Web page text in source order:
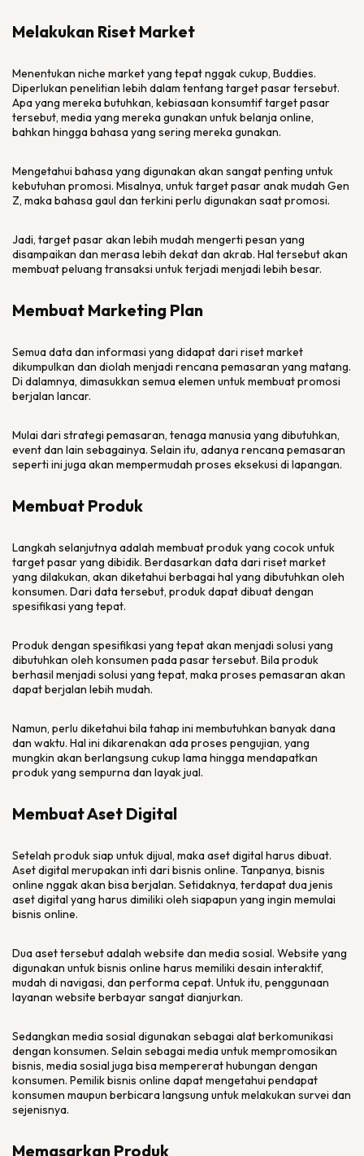
Melakukan Riset Market
Menentukan niche market yang tepat nggak cukup, Buddies.
Diperlukan penelitian lebih dalam tentang target pasar tersebut.
Apa yang mereka butuhkan, kebiasaan konsumtif target pasar
tersebut, media yang mereka gunakan untuk belanja online,
bahkan hingga bahasa yang sering mereka gunakan.
Mengetahui bahasa yang digunakan akan sangat penting untuk
kebutuhan promosi. Misalnya, untuk target pasar anak mudah Gen
Z, maka bahasa gaul dan terkini perlu digunakan saat promosi.
Jadi, target pasar akan lebih mudah mengerti pesan yang
disampaikan dan merasa lebih dekat dan akrab. Hal tersebut akan
membuat peluang transaksi untuk terjadi menjadi lebih besar.
Membuat Marketing Plan
Semua data dan informasi yang didapat dari riset market
dikumpulkan dan diolah menjadi rencana pemasaran yang matang.
Di dalamnya, dimasukkan semua elemen untuk membuat promosi
berjalan lancar.
Mulai dari strategi pemasaran, tenaga manusia yang dibutuhkan,
event dan lain sebagainya. Selain itu, adanya rencana pemasaran
seperti ini juga akan mempermudah proses eksekusi di lapangan.
Membuat Produk
Langkah selanjutnya adalah membuat produk yang cocok untuk
target pasar yang dibidik. Berdasarkan data dari riset market
yang dilakukan, akan diketahui berbagai hal yang dibutuhkan oleh
konsumen. Dari data tersebut, produk dapat dibuat dengan
spesifikasi yang tepat.
Produk dengan spesifikasi yang tepat akan menjadi solusi yang
dibutuhkan oleh konsumen pada pasar tersebut. Bila produk
berhasil menjadi solusi yang tepat, maka proses pemasaran akan
dapat berjalan lebih mudah.
Namun, perlu diketahui bila tahap ini membutuhkan banyak dana
dan waktu. Hal ini dikarenakan ada proses pengujian, yang
mungkin akan berlangsung cukup lama hingga mendapatkan
produk yang sempurna dan layak jual.
Membuat Aset Digital
Setelah produk siap untuk dijual, maka aset digital harus dibuat.
Aset digital merupakan inti dari bisnis online. Tanpanya, bisnis
online nggak akan bisa berjalan. Setidaknya, terdapat dua jenis
aset digital yang harus dimiliki oleh siapapun yang ingin memulai
bisnis online.
Dua aset tersebut adalah website dan media sosial. Website yang
digunakan untuk bisnis online harus memiliki desain interaktif,
mudah di navigasi, dan performa cepat. Untuk itu, penggunaan
layanan website berbayar sangat dianjurkan.
Sedangkan media sosial digunakan sebagai alat berkomunikasi
dengan konsumen. Selain sebagai media untuk mempromosikan
bisnis, media sosial juga bisa mempererat hubungan dengan
konsumen. Pemilik bisnis online dapat mengetahui pendapat
konsumen maupun berbicara langsung untuk melakukan survei dan
sejenisnya.
Memasarkan Produk